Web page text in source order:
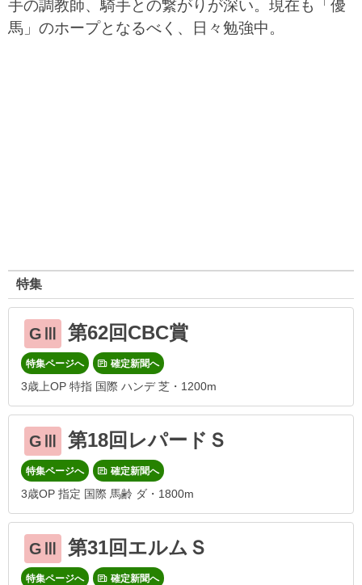
手の調教師、騎手との繋がりが深い。現在も「優
馬」のホープとなるべく、日々勉強中。
特集
GⅢ 第62回CBC賞
特集ページへ 確定新聞へ
3歳上OP 特指 国際 ハンデ 芝・1200m
GⅢ 第18回レパードＳ
特集ページへ 確定新聞へ
3歳OP 指定 国際 馬齢 ダ・1800m
GⅢ 第31回エルムＳ
特集ページへ 確定新聞へ